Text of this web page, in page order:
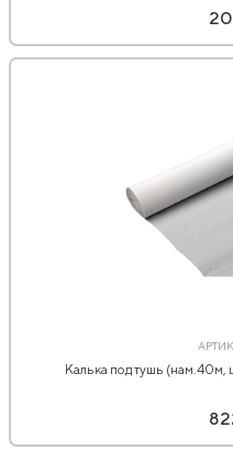
Калька под тушь (нам.40м,